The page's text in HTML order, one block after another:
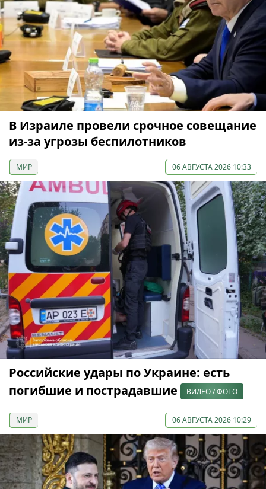
В Израиле провели срочное совещание
из-за угрозы беспилотников
МИР 06 АВГУСТА 2026 10:33
Российские удары по Украине: есть
погибшие и пострадавшие
ВИДЕО / ФОТО
МИР 06 АВГУСТА 2026 10:29